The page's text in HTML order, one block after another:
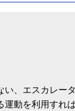
い、エスカレー
運動を利用すれ